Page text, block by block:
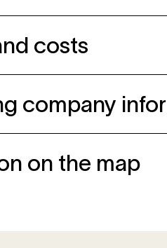
costs
company
on the map